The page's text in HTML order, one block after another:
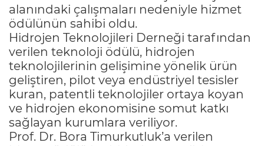
alanındaki çalışmaları nedeniyle hizmet
ödülünün sahibi oldu.
Hidrojen Teknolojileri Derneği tarafından
verilen teknoloji ödülü, hidrojen
teknolojilerinin gelişimine yönelik ürün
geliştiren, pilot veya endüstriyel tesisler
kuran, patentli teknolojiler ortaya koyan
ve hidrojen ekonomisine somut katkı
sağlayan kurumlara veriliyor.
Prof. Dr. Bora Timurkutluk’a verilen